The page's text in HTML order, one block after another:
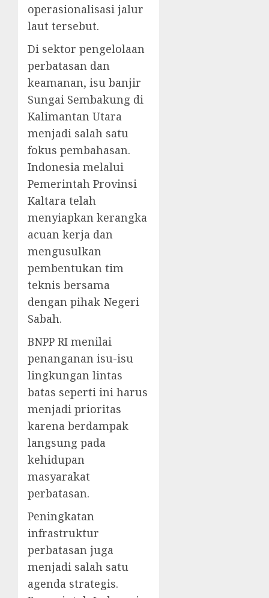
operasionalisasi jalur
laut tersebut.
Di sektor pengelolaan
perbatasan dan
keamanan, isu banjir
Sungai Sembakung di
Kalimantan Utara
menjadi salah satu
fokus pembahasan.
Indonesia melalui
Pemerintah Provinsi
Kaltara telah
menyiapkan kerangka
acuan kerja dan
mengusulkan
pembentukan tim
teknis bersama
dengan pihak Negeri
Sabah.
BNPP RI menilai
penanganan isu-isu
lingkungan lintas
batas seperti ini harus
menjadi prioritas
karena berdampak
langsung pada
kehidupan
masyarakat
perbatasan.
Peningkatan
infrastruktur
perbatasan juga
menjadi salah satu
agenda strategis.